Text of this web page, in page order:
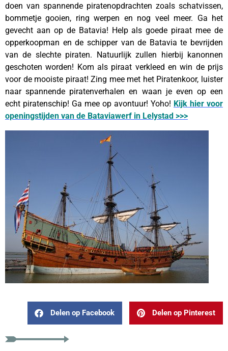
doen van spannende piratenopdrachten zoals schatvissen,
bommetje gooien, ring werpen en nog veel meer. Ga het
gevecht aan op de Batavia! Help als goede piraat mee de
opperkoopman en de schipper van de Batavia te bevrijden
van de slechte piraten. Natuurlijk zullen hierbij kanonnen
geschoten worden! Kom als piraat verkleed en win de prijs
voor de mooiste piraat! Zing mee met het Piratenkoor, luister
naar spannende piratenverhalen en waan je even op een
echt piratenschip! Ga mee op avontuur! Yoho! Kijk hier voor
openingstijden van de Bataviawerf in Lelystad >>>
Delen op Facebook Delen op Pinterest